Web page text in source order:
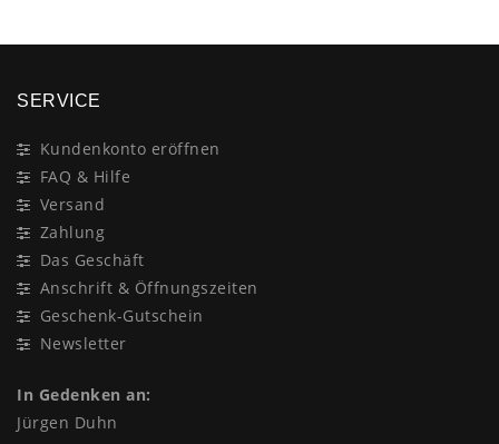
SERVICE
Kundenkonto eröffnen
FAQ & Hilfe
Versand
Zahlung
Das Geschäft
Anschrift & Öffnungszeiten
Geschenk-Gutschein
Newsletter
In Gedenken an:
Jürgen Duhn